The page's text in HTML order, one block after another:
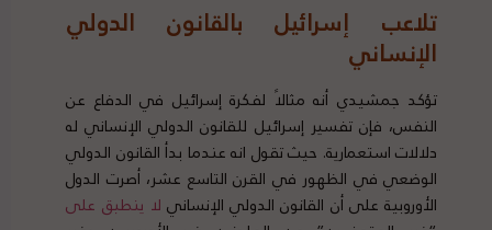
تلاعب إسرائيل بالقانون الدولي
الإنساني
تؤكد جمشيدي أنه مثالاً لفكرة إسرائيل في الدفاع عن
النفس، فإن تفسير إسرائيل للقانون الدولي الإنساني له
دلالات استعمارية. حيث تقول انه عندما بدأ القانون الدولي
الوضعي في الظهور في القرن التاسع عشر، أصرت الدول
الأوروبية على أن القانون الدولي الإنساني لا ينطبق على